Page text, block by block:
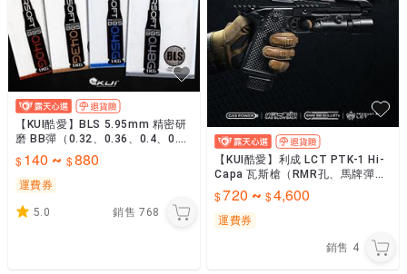
【KUI酷愛】BLS 5.95mm 精密研
磨 BB彈（0.32、0.36、0.4、0.4
3、0.45、0.48）BLS2
140 ~ 880
運費券
5.0 銷售 768
【KUI酷愛】利成 LCT PTK-1 Hi-
Capa 瓦斯槍（RMR孔、馬牌彈
匣、分離式滑套、14mm逆牙）55
321
720 ~ 4,600
運費券
銷售 4